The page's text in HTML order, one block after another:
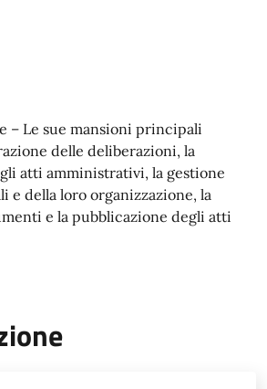
– Le sue mansioni principali
delle deliberazioni, la
atti amministrativi, la gestione
e della loro organizzazione, la
e la pubblicazione degli atti